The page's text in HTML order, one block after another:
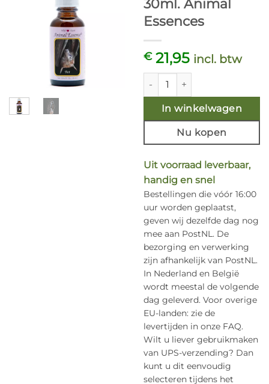
30ml. Animal
Essences
€21,95 incl. btw
Bat (Vleermuis) 30ml.
In winkelwagen
Nu kopen
Uit voorraad leverbaar,
handig en snel
Bestellingen die vóór 16:00
uur worden geplaatst,
geven wij dezelfde dag nog
mee aan PostNL. De
bezorging en verwerking
zijn afhankelijk van PostNL.
In Nederland en België
wordt meestal de volgende
dag geleverd. Voor overige
EU-landen: zie de
levertijden in onze FAQ.
Wilt u liever gebruikmaken
van UPS-verzending? Dan
kunt u dit eenvoudig
selecteren tijdens het